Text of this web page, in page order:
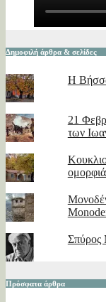
Δημοφιλή άρθρα & σελίδες
Η
21
των
Σπύρος
Πρόσφατα άρθρα